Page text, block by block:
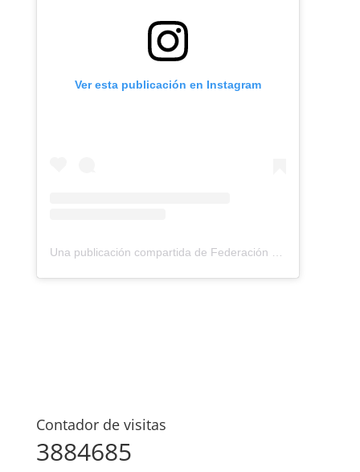
Ver esta publicación en Instagram
Una publicación compartida de Federación Montañismo Tenerife (@federacion_montanismo_tenerife)
Contador de visitas
3884685